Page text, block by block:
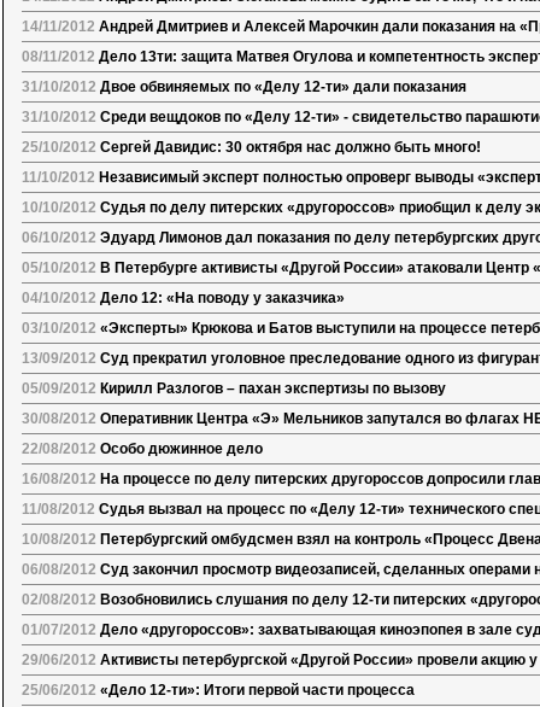
14/11/2012 Андрей Дмитриев и Алексей Марочкин дали показания на
08/11/2012 Дело 13ти: защита Матвея Огулова и компетентность
31/10/2012 Двое обвиняемых по «Делу 12-ти» дали показания
31/10/2012 Среди вещдоков по «Делу 12-ти» - свидетельство
25/10/2012 Сергей Давидис: 30 октября нас должно быть много!
11/10/2012 Независимый эксперт полностью опроверг выводы
10/10/2012 Судья по делу питерских «другороссов» приобщил к делу
06/10/2012 Эдуард Лимонов дал показания по делу петербургских
05/10/2012 В Петербурге активисты «Другой России» атаковали Центр
04/10/2012 Дело 12: «На поводу у заказчика»
03/10/2012 «Эксперты» Крюкова и Батов выступили на процессе
13/09/2012 Суд прекратил уголовное преследование одного из
05/09/2012 Кирилл Разлогов – пахан экспертизы по вызову
30/08/2012 Оперативник Центра «Э» Мельников запутался во флагах
22/08/2012 Особо дюжинное дело
16/08/2012 На процессе по делу питерских другороссов допросили
11/08/2012 Судья вызвал на процесс по «Делу 12-ти» технического
10/08/2012 Петербургский омбудсмен взял на контроль «Процесс
06/08/2012 Суд закончил просмотр видеозаписей, сделанных операми
02/08/2012 Возобновились слушания по делу 12-ти питерских
01/07/2012 Дело «другороссов»: захватывающая киноэпопея в зале
29/06/2012 Активисты петербургской «Другой России» провели акцию
25/06/2012 «Дело 12-ти»: Итоги первой части процесса